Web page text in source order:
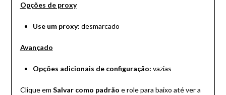
Opções de proxy
Use um proxy: desmarcado
Avançado
Opções adicionais de configuração: vazias
Clique em Salvar como padrão e role para baixo até ver a